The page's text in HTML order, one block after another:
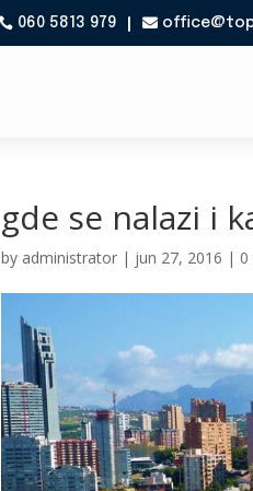
060 5813 979 
gde se nalazi i
by administrator | jun 27, 2016 |